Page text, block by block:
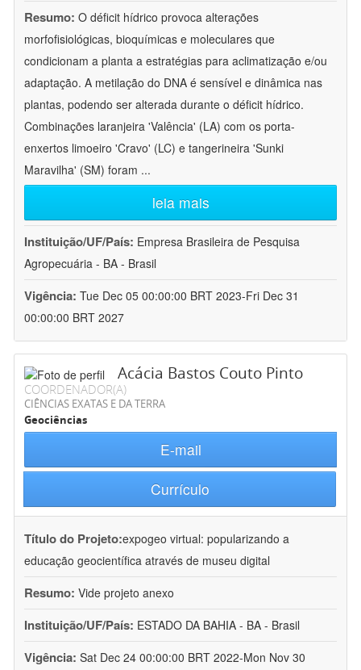
Resumo: O déficit hídrico provoca alterações
morfofisiológicas, bioquímicas e moleculares que
condicionam a planta a estratégias para aclimatização e/ou
adaptação. A metilação do DNA é sensível e dinâmica nas
plantas, podendo ser alterada durante o déficit hídrico.
Combinações laranjeira 'Valência' (LA) com os porta-
enxertos limoeiro 'Cravo' (LC) e tangerineira 'Sunki
Maravilha' (SM) foram ...
leia mais
Instituição/UF/País: Empresa Brasileira de Pesquisa
Agropecuária - BA - Brasil
Vigência: Tue Dec 05 00:00:00 BRT 2023-Fri Dec 31
00:00:00 BRT 2027
Acácia Bastos Couto Pinto
COORDENADOR(A)
CIÊNCIAS EXATAS E DA TERRA
Geociências
E-mail
Currículo
Título do Projeto:expogeo virtual: popularizando a
educação geocientífica através de museu digital
Resumo: Vide projeto anexo
Instituição/UF/País: ESTADO DA BAHIA - BA - Brasil
Vigência: Sat Dec 24 00:00:00 BRT 2022-Mon Nov 30